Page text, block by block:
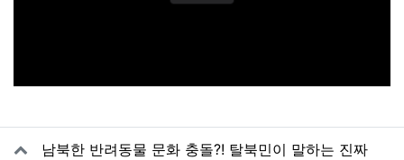
관련자료
남북한 반려동물 문화 충돌?! 탈북민이 말하는 진짜